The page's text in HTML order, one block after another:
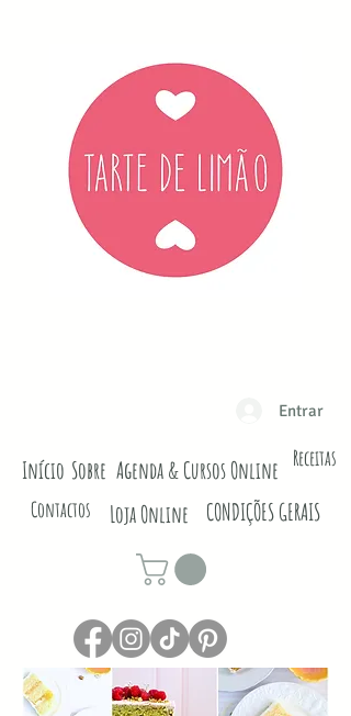
Entrar
Início Sobre Agenda & Cursos Online
Loja Online
CONDIÇÕES GERAIS
Receitas
Contactos